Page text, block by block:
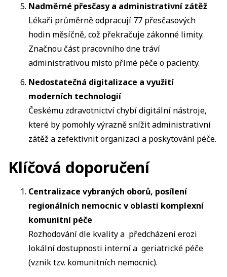
Nadměrné přesčasy a administrativní zátěž
Lékaři průměrně odpracují 77 přesčasových
hodin měsíčně, což překračuje zákonné limity.
Značnou část pracovního dne tráví
administrativou místo přímé péče o pacienty.
Nedostatečná digitalizace a využití
moderních technologií
Českému zdravotnictví chybí digitální nástroje,
které by pomohly výrazně snížit administrativní
zátěž a zefektivnit organizaci a poskytování péče.
Klíčová doporučení
Centralizace vybraných oborů, posílení
regionálních nemocnic v oblasti komplexní
komunitní péče
Rozhodování dle kvality a předcházení erozi
lokální dostupnosti interní a geriatrické péče
(vznik tzv. komunitních nemocnic).